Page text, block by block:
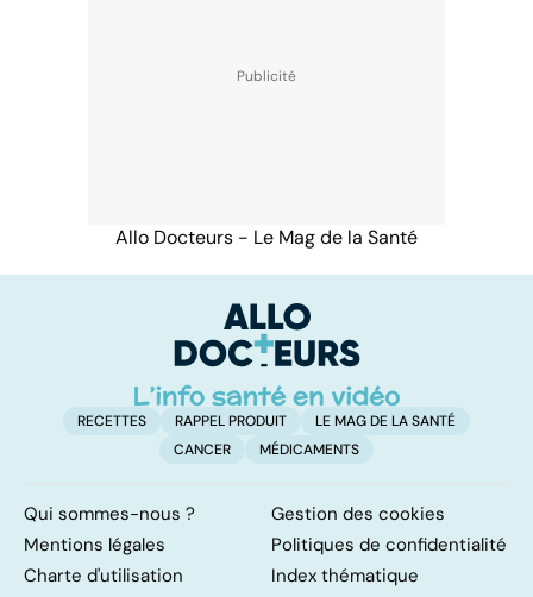
Allo Docteurs - Le Mag de la Santé
RECETTES RAPPEL PRODUIT
LE MAG DE LA SANTÉ
CANCER
MÉDICAMENTS
Qui sommes-nous ?
Gestion des cookies
Mentions légales
Politiques de confidentialité
Charte d'utilisation
Index thématique